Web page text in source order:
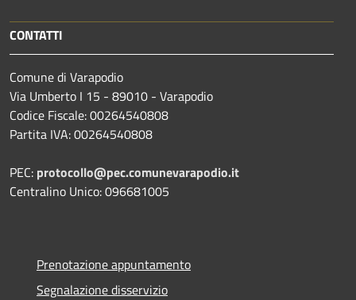
CONTATTI
Comune di Varapodio
Via Umberto I 15 - 89010 - Varapodio
Codice Fiscale: 00264540808
Partita IVA: 00264540808
PEC: protocollo@pec.comunevarapodio.it
Centralino Unico: 096681005
Prenotazione appuntamento
Segnalazione disservizio